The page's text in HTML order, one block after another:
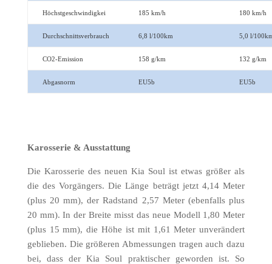
Höchstgeschwindigkei 185 km/h 180 km/h
Durchschnittsverbrauch 6,8 l/100km 5,0 l/
CO2-Emission 158 g/km 132 g/km
Abgasnorm EU5b EU5b
Karosserie & Ausstattung
Die Karosserie des neuen Kia Soul ist etwas größer als
die des Vorgängers. Die Länge beträgt jetzt 4,14 Meter
(plus 20 mm), der Radstand 2,57 Meter (ebenfalls plus
20 mm). In der Breite misst das neue Modell 1,80 Meter
(plus 15 mm), die Höhe ist mit 1,61 Meter unverändert
geblieben. Die größeren Abmessungen tragen auch dazu
bei, dass der Kia Soul praktischer geworden ist. So